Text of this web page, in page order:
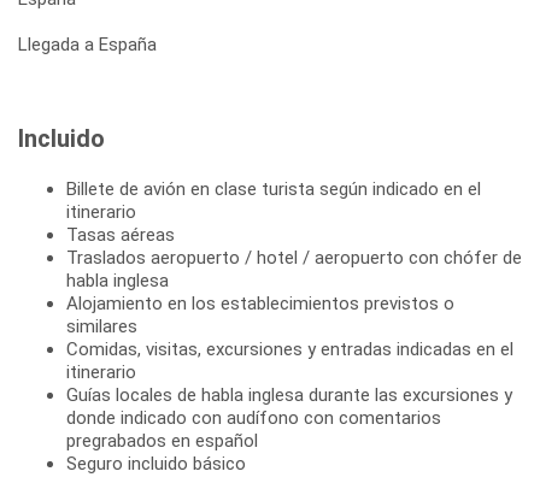
Llegada a España
Incluido
Billete de avión en clase turista según indicado en el
itinerario
Tasas aéreas
Traslados aeropuerto / hotel / aeropuerto con chófer de
habla inglesa
Alojamiento en los establecimientos previstos o
similares
Comidas, visitas, excursiones y entradas indicadas en el
itinerario
Guías locales de habla inglesa durante las excursiones y
donde indicado con audífono con comentarios
pregrabados en español
Seguro incluido básico